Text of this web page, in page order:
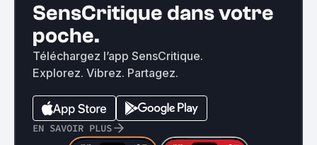
SensCritique dans votre
poche.
Téléchargez l’app SensCritique.
Explorez. Vibrez. Partagez.
EN SAVOIR PLUS